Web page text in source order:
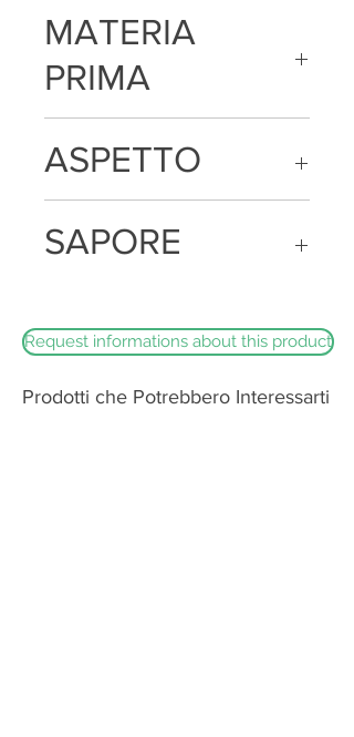
MATERIA
PRIMA
aromi naturali
ASPETTO
grasse bianche, budello non edibile
SAPORE
Request informations about this product
Prodotti che Potrebbero Interessarti